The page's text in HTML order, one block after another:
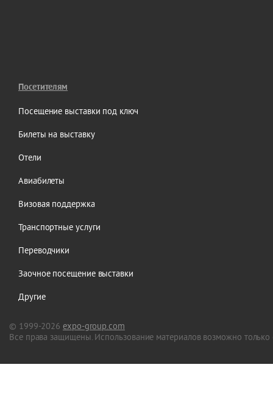
Посетителям
Посещение выставки под ключ
Билеты на выставку
Отели
Авиабилеты
Визовая поддержка
Транспортные услуги
Переводчики
Заочное посещение выставки
Другие
© 1999-2026 expo-group.com
Все права защищены. Использование материалов возможно